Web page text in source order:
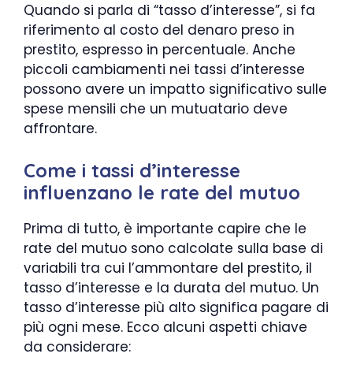
Quando si parla di “tasso d’interesse”, si fa
riferimento al costo del denaro preso in
prestito, espresso in percentuale. Anche
piccoli cambiamenti nei tassi d’interesse
possono avere un impatto significativo sulle
spese mensili che un mutuatario deve
affrontare.
Come i tassi d’interesse
influenzano le rate del mutuo
Prima di tutto, è importante capire che le
rate del mutuo sono calcolate sulla base di
variabili tra cui l’ammontare del prestito, il
tasso d’interesse e la durata del mutuo. Un
tasso d’interesse più alto significa pagare di
più ogni mese. Ecco alcuni aspetti chiave
da considerare: